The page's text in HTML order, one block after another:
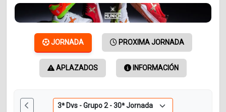
JORNADA PROXIMA JORNADA
APLAZADOS INFORMACIÓN